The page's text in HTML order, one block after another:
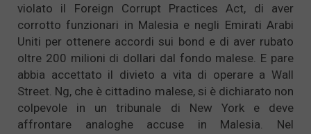
violato il Foreign Corrupt Practices Act, di aver
corrotto funzionari in Malesia e negli Emirati Arabi
Uniti per ottenere accordi sui bond e di aver rubato
oltre 200 milioni di dollari dal fondo malese. E pare
abbia accettato il divieto a vita di operare a Wall
Street. Ng, che è cittadino malese, si è dichiarato non
colpevole in un tribunale di New York e deve
affrontare analoghe accuse in Malesia. Nel